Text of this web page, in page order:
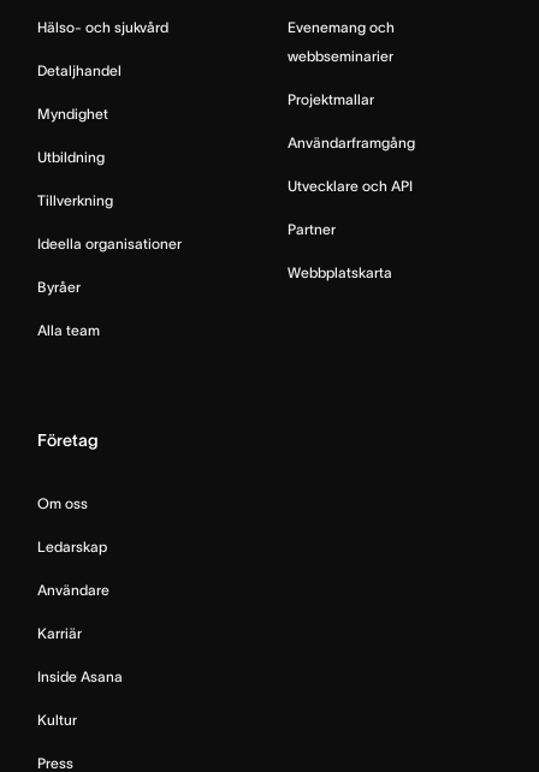
Hälso- och sjukvård
Detaljhandel
Myndighet
Utbildning
Tillverkning
Ideella organisationer
Byråer
Alla team
Evenemang och
webbseminarier
Projektmallar
Användarframgång
Utvecklare och API
Partner
Webbplatskarta
Företag
Om oss
Ledarskap
Användare
Karriär
Inside Asana
Kultur
Press